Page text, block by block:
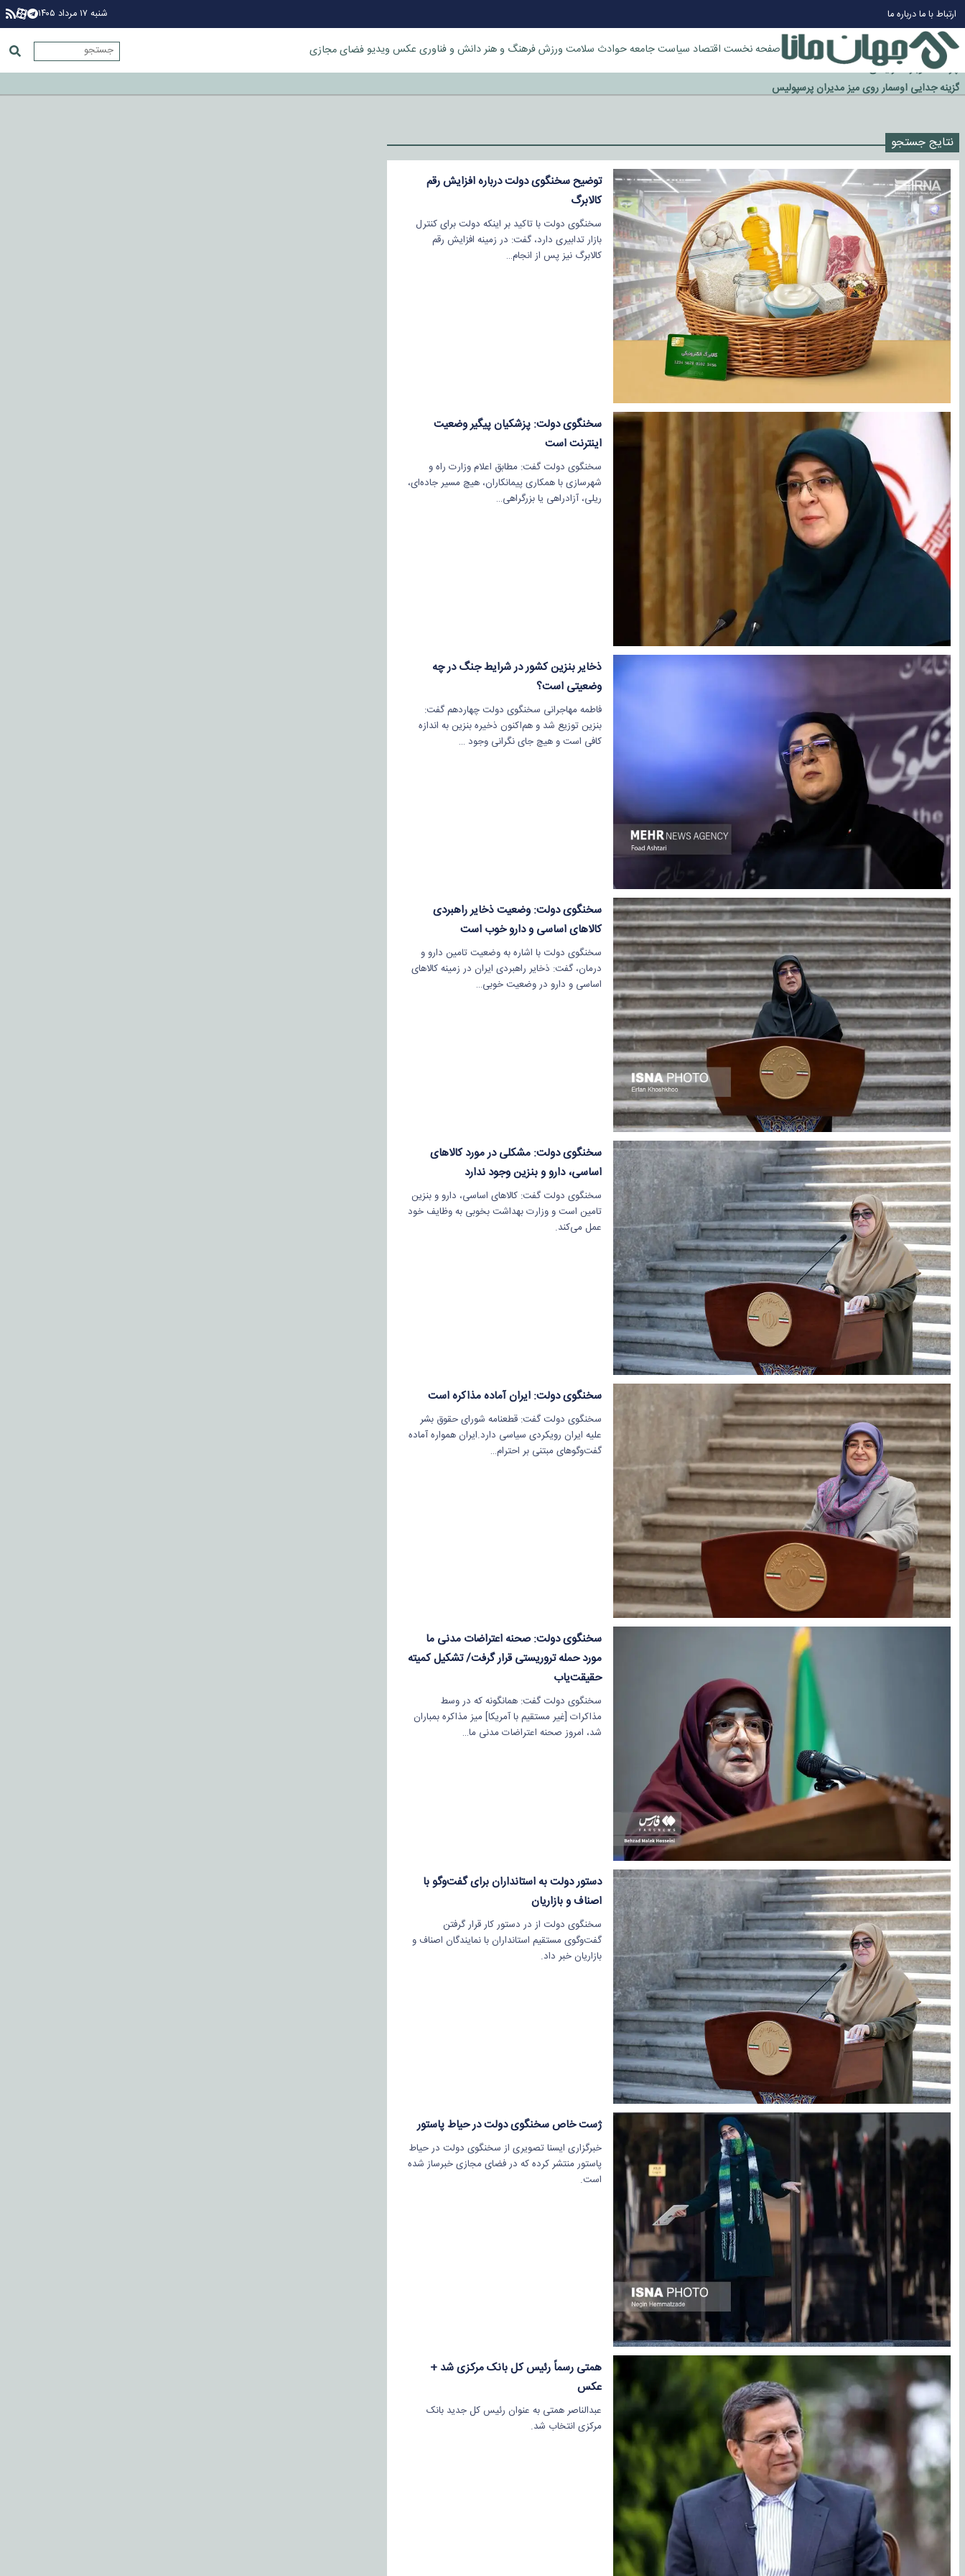
ارتباط با مادرباره ما شنبه ۱۷ مرداد ۱۴۰۵
صفحه نخست اقتصاد سیاستجامعهحوادث سلامت ورزشفرهنگ و هنردانش و فناوری عکس ویدیوفضای مجازی
چرا طلا دوباره افزایشی شد؟
گزینه جدایی اوسمار روی میز مدیران پرسپولیس
سازمان اطلاعات سپاه: پروژه دولت ترامپ برای مهار چین، روسیه و اروپا شکست خورد
نتایج جستجو
توضیح سخنگوی دولت درباره افزایش رقم
کالابرگ
سخنگوی دولت با تاکید بر اینکه دولت برای کنترل
بازار تدابیری دارد، گفت: در زمینه افزایش رقم
کالابرگ نیز پس از انجام…
سخنگوی دولت: پزشکیان پیگیر وضعیت
اینترنت است
سخنگوی دولت گفت: مطابق اعلام وزارت راه و
شهرسازی با همکاری پیمانکاران، هیچ مسیر جاده‌ای،
ریلی، آزادراهی یا بزرگراهی…
ذخایر بنزین کشور در شرایط جنگ در چه
وضعیتی است؟
فاطمه مهاجرانی سخنگوی دولت چهاردهم گفت:
بنزین توزیع شد و هم‌اکنون ذخیره بنزین به اندازه
کافی است و هیچ جای نگرانی وجود …
سخنگوی دولت: وضعیت ذخایر راهبردی
کالاهای اساسی و دارو خوب است
سخنگوی دولت با اشاره به وضعیت تامین دارو و
درمان، گفت: ذخایر راهبردی ایران در زمینه کالاهای
اساسی و دارو در وضعیت خوبی…
سخنگوی دولت: مشکلی در مورد کالاهای
اساسی، دارو و بنزین وجود ندارد
سخنگوی دولت گفت: کالاهای اساسی، دارو و بنزین
تامین است و وزارت بهداشت بخوبی به وظایف خود
عمل می‌کند.
سخنگوی دولت: ایران آماده مذاکره است
سخنگوی دولت گفت: قطعنامه شورای حقوق بشر
علیه ایران رویکردی سیاسی دارد.ایران همواره آماده
گفت‌وگوهای مبتنی بر احترام…
سخنگوی دولت: صحنه اعتراضات مدنی ما
مورد حمله تروریستی قرار گرفت/ تشکیل کمیته
حقیقت‌یاب
سخنگوی دولت گفت: همانگونه که در وسط
مذاکرات [غیر مستقیم با آمریکا] میز مذاکره بمباران
شد، امروز صحنه اعتراضات مدنی ما…
دستور دولت به استانداران برای گفت‌وگو با
اصناف و بازاریان
سخنگوی دولت از در دستور کار قرار گرفتن
گفت‌وگوی مستقیم استانداران با نمایندگان اصناف و
بازاریان خبر داد.
ژست خاص سخنگوی دولت در حیاط پاستور
خبرگزاری ایسنا تصویری از سخنگوی دولت در حیاط
پاستور منتشر کرده که در فضای مجازی خبرساز شده
است.
همتی رسماً رئیس کل بانک مرکزی شد +
عکس
عبدالناصر همتی به عنوان رئیس کل جدید بانک
مرکزی انتخاب شد.